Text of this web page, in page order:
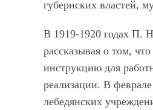
губернских властей,
В 1919-1920 годах П.
рассказывая о том,
инструкцию для
реализации. В
лебедянских